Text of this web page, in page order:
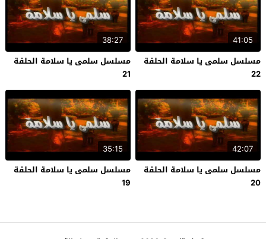
41:05
مسلسل سلمى يا سلامة الحلقة
22
38:27
مسلسل سلمى يا سلامة الحلقة
21
42:07
مسلسل سلمى يا سلامة الحلقة
20
35:15
مسلسل سلمى يا سلامة الحلقة
19